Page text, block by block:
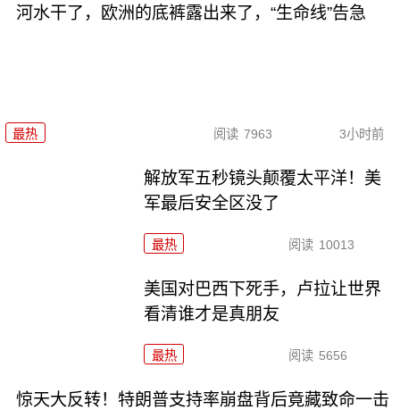
河水干了，欧洲的底裤露出来了，“生命线”告急
最热 阅读 7963 3小时前
解放军五秒镜头颠覆太平洋！美
军最后安全区没了
最热 阅读 10013
美国对巴西下死手，卢拉让世界
看清谁才是真朋友
最热 阅读 5656
惊天大反转！特朗普支持率崩盘背后竟藏致命一击